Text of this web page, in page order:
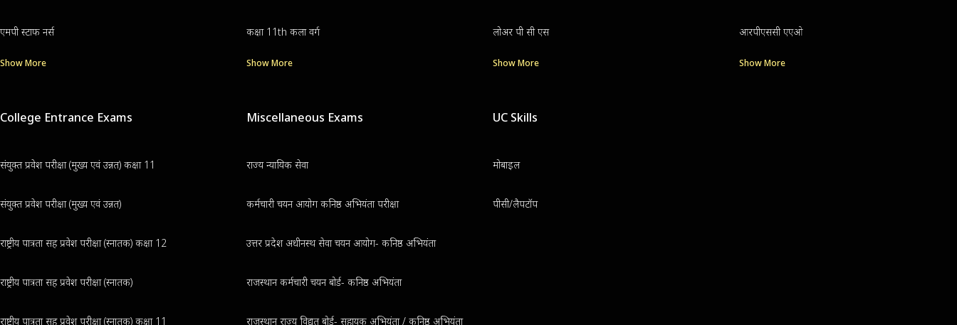
एमपी स्टाफ नर्स
Show More
कक्षा 11th कला वर्ग
Show More
लोअर पी सी एस
Show More
आरपीएससी एएओ
Show More
College Entrance Exams
संयुक्त प्रवेश परीक्षा (मुख्य एवं उन्नत) कक्षा 11
संयुक्त प्रवेश परीक्षा (मुख्य एवं उन्नत)
राष्ट्रीय पात्रता सह प्रवेश परीक्षा (स्नातक) कक्षा 12
राष्ट्रीय पात्रता सह प्रवेश परीक्षा (स्नातक)
राष्ट्रीय पात्रता सह प्रवेश परीक्षा (स्नातक) कक्षा 11
Miscellaneous Exams
राज्य न्यायिक सेवा
कर्मचारी चयन आयोग कनिष्ठ अभियंता परीक्षा
उत्तर प्रदेश अधीनस्थ सेवा चयन आयोग- कनिष्ठ अभियंता
राजस्थान कर्मचारी चयन बोर्ड- कनिष्ठ अभियंता
राजस्थान राज्य विद्युत बोर्ड- सहायक अभियंता / कनिष्ठ अभियंता
UC Skills
मोबाइल
पीसी/लैपटॉप